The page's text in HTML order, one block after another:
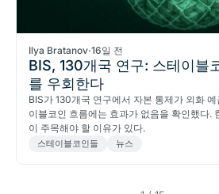
Ilya Bratanov·16일 전
BIS, 130개국 연구: 스테이블
를 우회한다
BIS가 130개국 연구에서 자본 통제가 외화
이블코인 흐름에는 효과가 없음을 확인했다.
이 주목해야 할 이유가 있다.
스테이블코인들 뉴스